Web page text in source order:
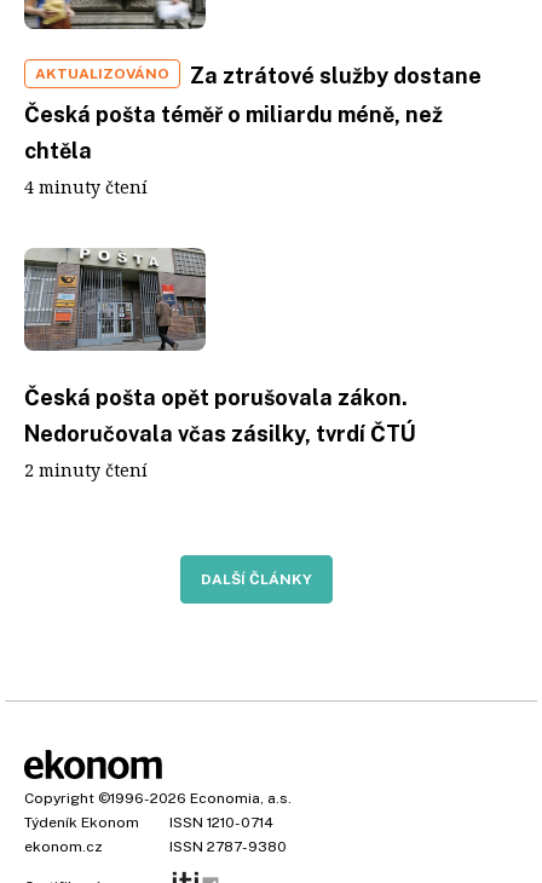
AKTUALIZOVÁNO
Za ztrátové služby dostane
Česká pošta téměř o miliardu méně, než
chtěla
4 minuty čtení
Česká pošta opět porušovala zákon.
Nedoručovala včas zásilky, tvrdí ČTÚ
2 minuty čtení
DALŠÍ ČLÁNKY
Copyright ©1996-2026 Economia, a.s.
Týdeník Ekonom
ISSN 1210-0714
ekonom.cz
ISSN 2787-9380